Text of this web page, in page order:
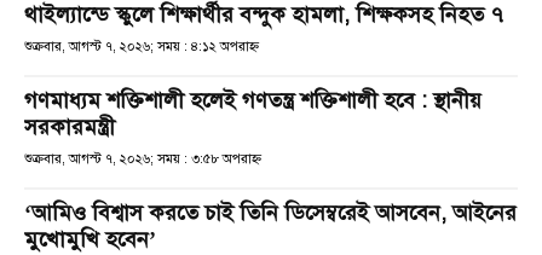
থাইল্যান্ডে স্কুলে শিক্ষার্থীর বন্দুক হামলা, শিক্ষকসহ নিহত ৭
শুক্রবার, আগস্ট ৭, ২০২৬; সময় : ৪:১২ অপরাহ্ণ
গণমাধ্যম শক্তিশালী হলেই গণতন্ত্র শক্তিশালী হবে : স্থানীয়
সরকারমন্ত্রী
শুক্রবার, আগস্ট ৭, ২০২৬; সময় : ৩:৫৮ অপরাহ্ণ
‘আমিও বিশ্বাস করতে চাই তিনি ডিসেম্বরেই আসবেন, আইনের
মুখোমুখি হবেন’